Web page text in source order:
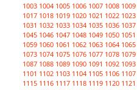
1003 1004 1005 1006 1007 1008 1009
1017 1018 1019 1020 1021 1022 1023
1031 1032 1033 1034 1035 1036 1037
1045 1046 1047 1048 1049 1050 1051
1059 1060 1061 1062 1063 1064 1065
1073 1074 1075 1076 1077 1078 1079
1087 1088 1089 1090 1091 1092 1093
1101 1102 1103 1104 1105 1106 1107
1115 1116 1117 1118 1119 1120 1121